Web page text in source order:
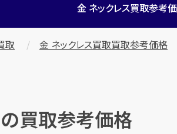
金 ネックレス買取参考
取 金 ネックレス買取買取参考価格
の買取参考価格